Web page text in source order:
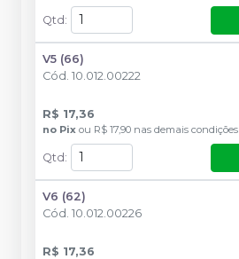
Qtd :
V5 (66)
Cód. 10.012.00222
R$ 17,36
no Pix ou R$ 17,90 nas demais condições
Qtd :
V6 (62)
Cód. 10.012.00226
R$ 17,36